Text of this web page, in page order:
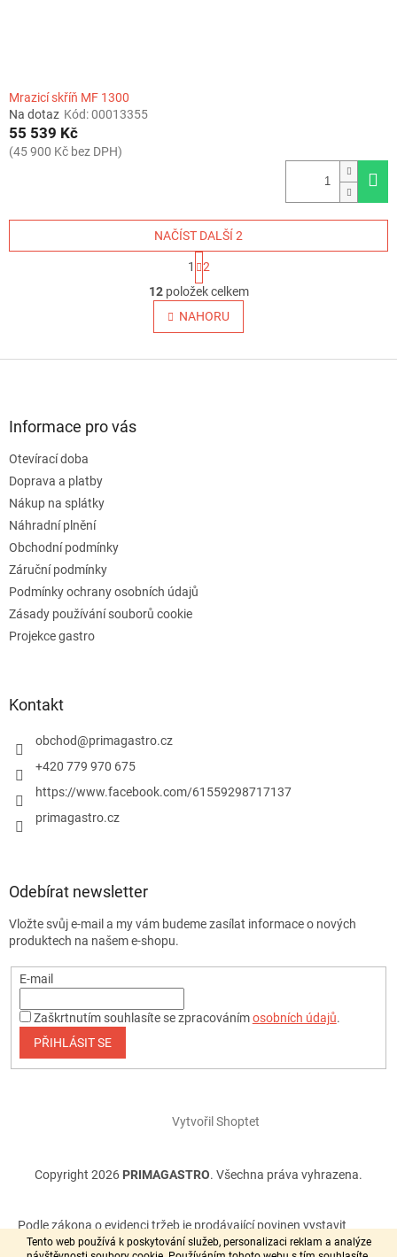
Tento web používá k poskytování služeb, personalizaci reklam a analýze
Mrazicí skříň MF 1300
Na dotaz Kód:00013355
55 539 Kč
(45 900 Kč bez DPH)
O
v
l
á
u
NAČÍST DALŠÍ 2
S
t
r
á
n
k
v
1
2
12položek celkem
NAHORU
Informace pro vás
Otevírací doba
Doprava a platby
Nákup na splátky
Náhradní plnění
Obchodní podmínky
Záruční podmínky
Podmínky ochrany osobních údajů
Zásady používání souborů cookie
Projekce gastro
Kontakt
obchod@primagastro.cz
+420 779 970 675
https://www.facebook.com/61559298717137
primagastro.cz
Odebírat newsletter
Vložte svůj e-mail a my vám budeme zasílat informace o nových
produktech na našem e-shopu.
E-mail
Zaškrtnutím souhlasíte se zpracovánímosobních údajů.
PŘIHLÁSIT SE
Vytvořil Shoptet
Copyright 2026 PRIMAGASTRO. Všechna práva vyhrazena.
Podle zákona o evidenci tržeb je prodávající povinen vystavit
kupujícímu účtenku. Zároveň je povinen zaevidovat přijatou tržbu